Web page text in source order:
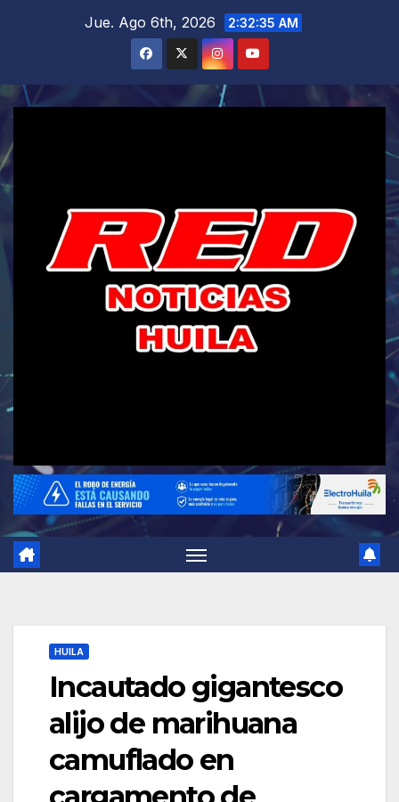
Jue. Ago 6th, 2026 2:32:36 AM
HUILA
Incautado gigantesco
alijo de marihuana
camuflado en